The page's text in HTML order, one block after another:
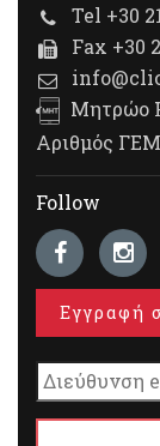
Tel +30
Fax +30
Μητρώο
Αριθμός
Follow
Εγγραφή